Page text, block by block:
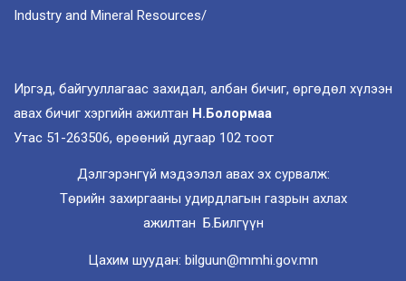
Industry and Mineral Resources/
Иргэд, байгууллагаас захидал, албан бичиг, өргөдөл хүлээн
авах бичиг хэргийн ажилтан Н.Болормаа
Утас 51-263506, өрөөний дугаар 102 тоот
Дэлгэрэнгүй мэдээлэл авах эх сурвалж:
Төрийн захиргааны удирдлагын газрын ахлах
ажилтан Б.Билгүүн
Цахим шуудан: bilguun@mmhi.gov.mn